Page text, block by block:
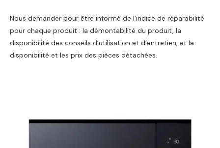
Nous demander pour être informé de l’indice de réparabilité
pour chaque produit : la démontabilité du produit, la
disponibilité des conseils d’utilisation et d’entretien, et la
disponibilité et les prix des pièces détachées.